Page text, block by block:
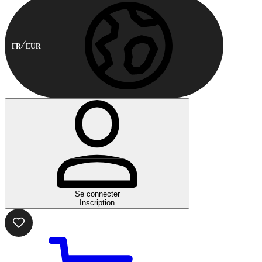
FR EUR
Se connecter
Inscription